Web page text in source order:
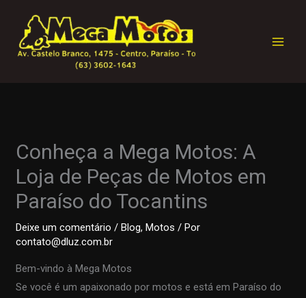
Conheça a Mega Motos: A
Loja de Peças de Motos em
Paraíso do Tocantins
Deixe um comentário /Blog,Motos / Por
contato@dluz.com.br
Bem-vindo à Mega Motos
Se você é um apaixonado por motos e está em Paraíso do